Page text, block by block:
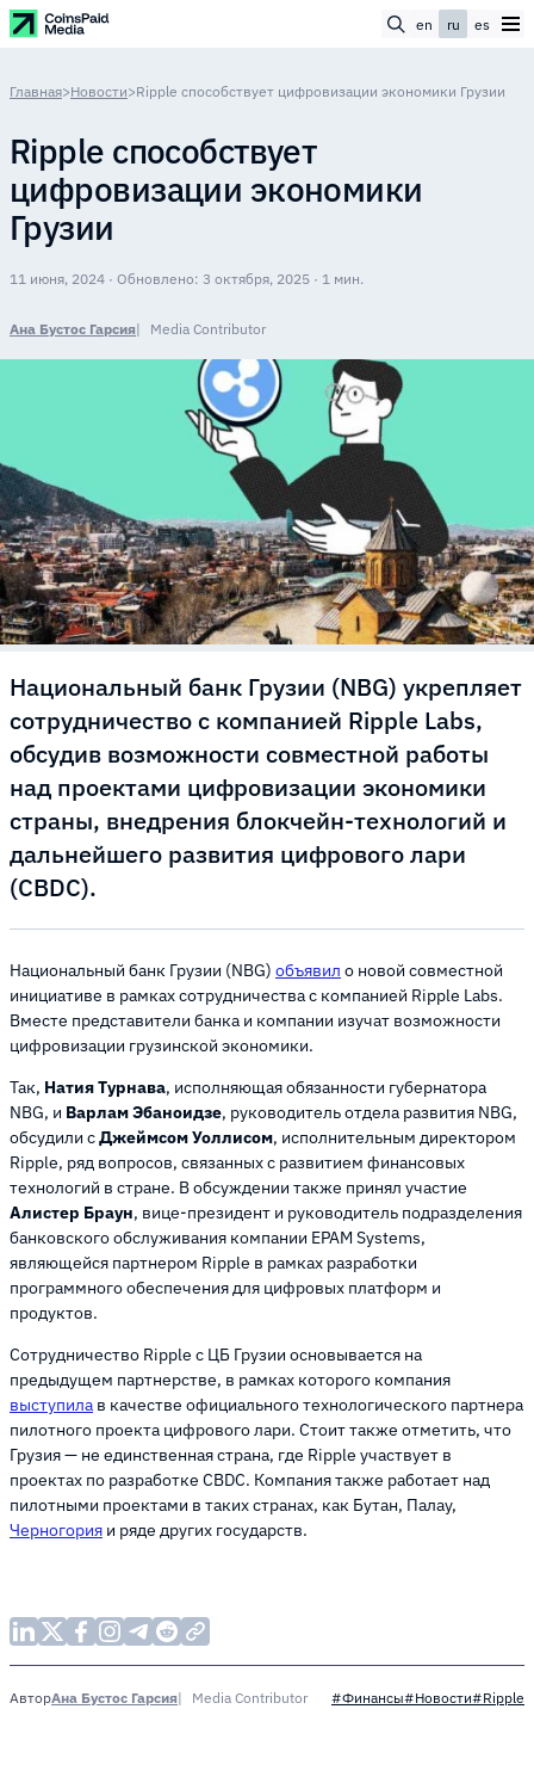
en ru es
Главная>Новости>Ripple способствует цифровизации экономики Грузии
Ripple способствует
цифровизации экономики
Грузии
11 июня, 2024 · Обновлено: 3 октября, 2025 · 1 мин.
Ана Бустос Гарсия Media Contributor
Национальный банк Грузии (NBG) укрепляет
сотрудничество с компанией Ripple Labs,
обсудив возможности совместной работы
над проектами цифровизации экономики
страны, внедрения блокчейн-технологий и
дальнейшего развития цифрового лари
(CBDC).
Национальный банк Грузии (NBG) объявил о новой совместной
инициативе в рамках сотрудничества с компанией Ripple Labs.
Вместе представители банка и компании изучат возможности
цифровизации грузинской экономики.
Так, Натия Турнава, исполняющая обязанности губернатора
NBG, и Варлам Эбаноидзе, руководитель отдела развития NBG,
обсудили сДжеймсом Уоллисом, исполнительным директором
Ripple, ряд вопросов, связанных с развитием финансовых
технологий в стране. В обсуждении также принял участие
Алистер Браун, вице-президент и руководитель подразделения
банковского обслуживания компании EPAM Systems,
являющейся партнером Ripple в рамках разработки
программного обеспечения для цифровых платформ и
продуктов.
Сотрудничество Ripple с ЦБ Грузии основывается на
предыдущем партнерстве, в рамках которого компания
выступила в качестве официального технологического партнера
пилотного проекта цифрового лари. Стоит также отметить, что
Грузия — не единственная страна, где Ripple участвует в
проектах по разработке CBDC. Компания также работает над
пилотными проектами в таких странах, как Бутан, Палау,
Черногория и ряде других государств.
АвторАна Бустос Гарсия Media Contributor #Финансы#Новости#Ripple